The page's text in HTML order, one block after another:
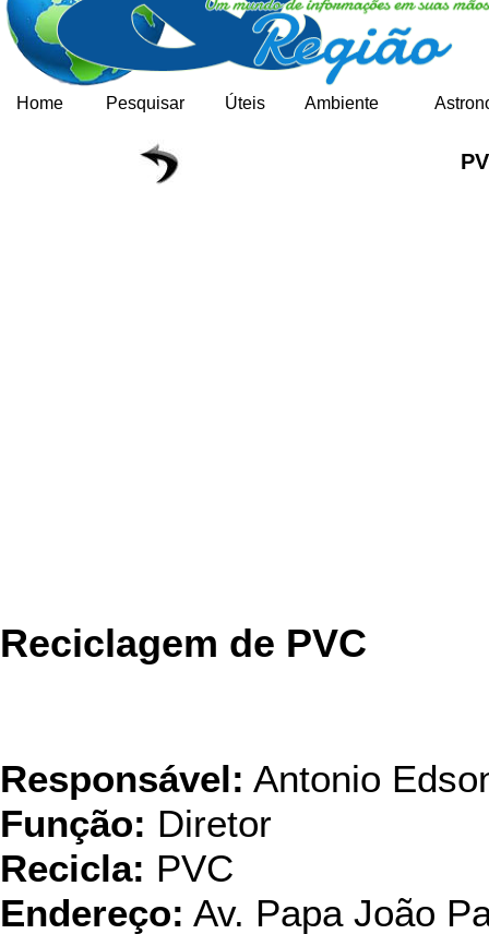
Home Pesquisar Úteis Ambiente
Reciclagem de PVC
Responsável: Antonio
Função: Diretor
Recicla: PVC
Endereço: Av. Papa João